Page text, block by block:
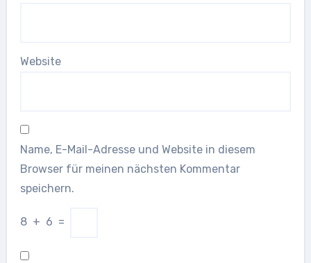
Website
Name, E-Mail-Adresse und Website in diesem
Browser für meinen nächsten Kommentar
speichern.
8 + 6 =